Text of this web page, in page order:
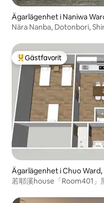
Ägarlägenhet i Naniwa
Nära Nanba, Dotonbori,
Hiss | USJ 30 minuter |
Populär gästfavorit
Gästfavorit
Ägarlägenhet i Chuo Ward,
若耶溪house「Room401」